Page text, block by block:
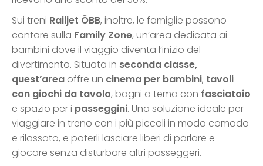
Sui treni Railjet ÖBB, inoltre, le famiglie possono
contare sulla Family Zone, un’area dedicata ai
bambini dove il viaggio diventa l’inizio del
divertimento. Situata in seconda classe,
quest’area offre un cinema per bambini, tavoli
con giochi da tavolo, bagni a tema con fasciatoio
e spazio per i passeggini. Una soluzione ideale per
viaggiare in treno con i più piccoli in modo comodo
e rilassato, e poterli lasciare liberi di parlare e
giocare senza disturbare altri passeggeri.